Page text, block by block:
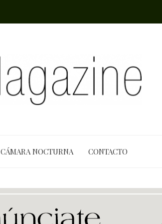
CÁMARA NOCTURNA CONTACTO